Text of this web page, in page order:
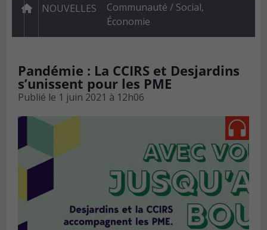
NOUVELLES Communauté / Social,
Économie
Pandémie : La CCIRS et Desjardins
s’unissent pour les PME
Publié le 1 juin 2021 à 12h06